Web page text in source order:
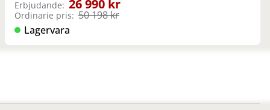
Erbjudande: 26 990 kr
Ordinarie pris: 50 198 kr
Lagervara
Finns i fler val (2)